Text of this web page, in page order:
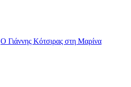
Ο Γιάννης Κότσιρας στη Μαρίνα